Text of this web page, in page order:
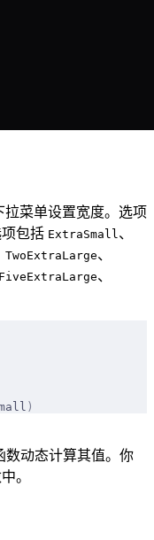
拉菜单设置宽度。选项
包括 ExtraSmall、
TwoExtraLarge、
FiveExtraLarge、
)
数动态计算其值。你
。